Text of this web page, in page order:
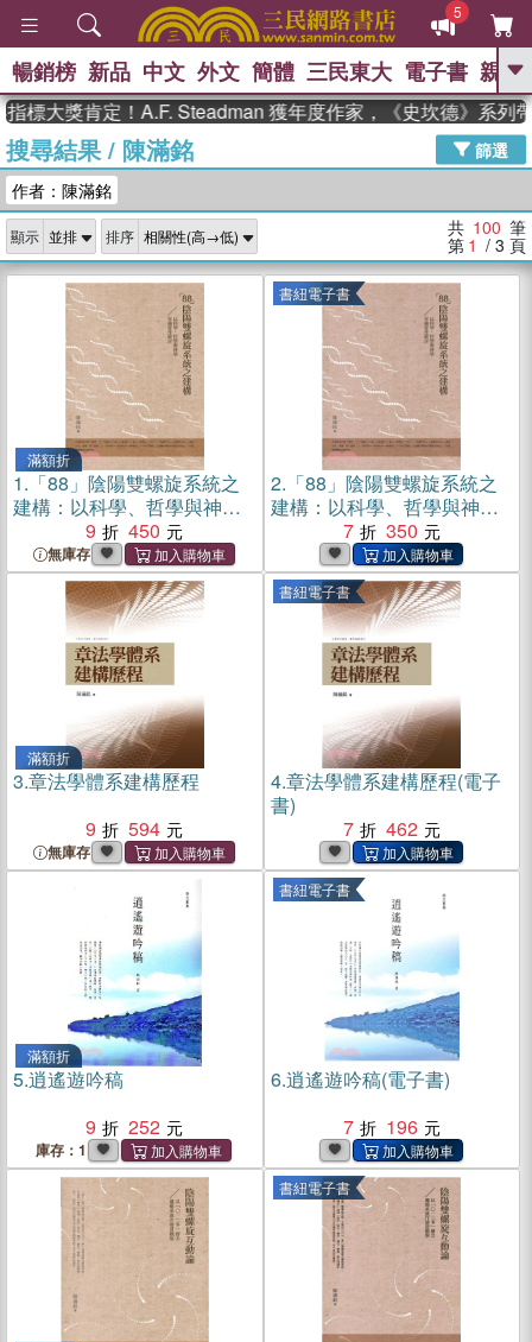
5
GO
高希均教授回憶錄
、 The Odyssey 、 父親節 、 如果歷
獎 臺灣漫遊錄 、 方念華 、 台灣的李
登輝時代
數學女孩：黎曼猜想 、
偉大的迷走神經
暢銷榜 新品 中文 外文 簡體 三民東大 電子書 親子
肯定！A.F. Steadman 獲年度作家，《史坎德》系列帶你踏
搜尋結果/ 陳滿銘
篩選
作者：陳滿銘
顯示 排序 共 100 筆
第 1 / 3 頁
滿額折
1. 「88」陰陽雙螺旋系統之
建構：以科學、哲學與神學
作通貫性研討
9 450
無庫存
書紐電子書
2. 「88」陰陽雙螺旋系統之
建構：以科學、哲學與神學
作通貫性研討(電子書)
7 350
滿額折
3.章法學體系建構歷程
9
594
無庫存
書紐電子書
4.章法學體系建構歷程(電子
書)
7
462
滿額折
5.逍遙遊吟稿
9
252
庫存：1
書紐電子書
6.逍遙遊吟稿(電子書)
7
196
書紐電子書